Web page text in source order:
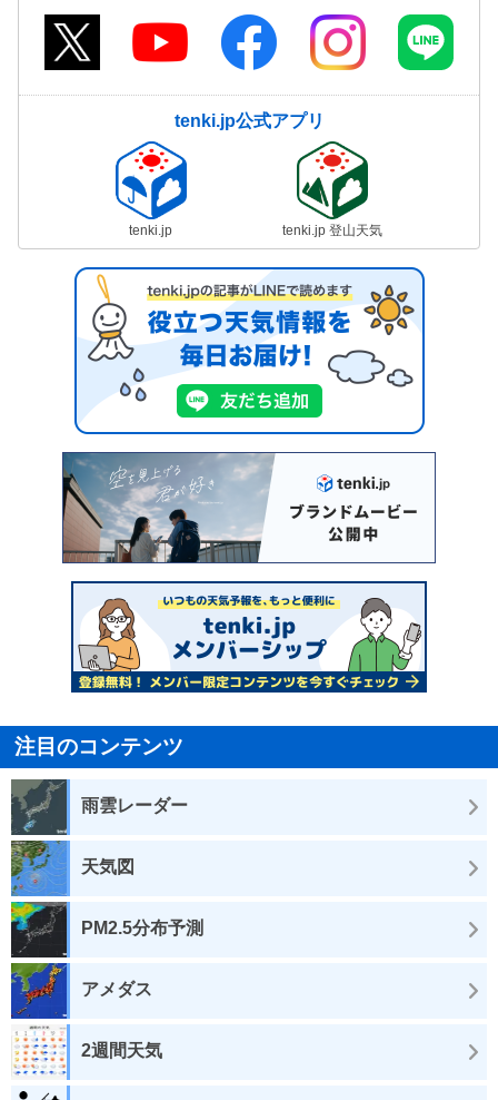
tenki.jp公式アプリ
tenki.jp tenki.jp 登山天気
注目のコンテンツ
雨雲レーダー
天気図
PM2.5分布予測
アメダス
2週間天気